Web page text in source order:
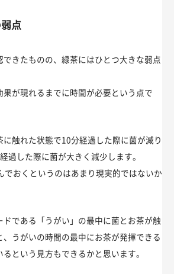
点
できたものの、緑茶にはひとつ大きな弱点
果が現れるまでに時間が必要という点で
に触れた状態で10分経過した際に菌が減り
過した際に菌が大きく減少します。
でおくというのはあまり現実的ではないか
ドである「うがい」の最中に菌とお茶が触
、うがいの時間の最中にお茶が発揮できる
という見方もできるかと思います。